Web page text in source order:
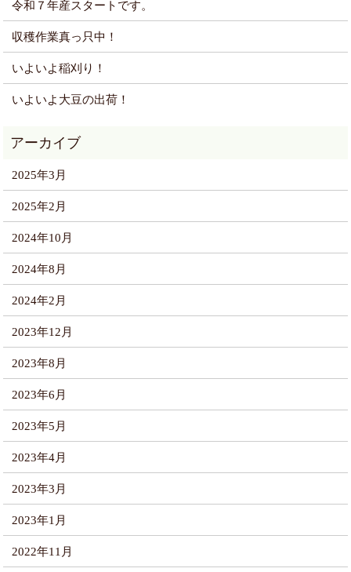
令和７年産スタートです。
収穫作業真っ只中！
いよいよ稲刈り！
いよいよ大豆の出荷！
2025年3月
2025年2月
2024年10月
2024年8月
2024年2月
2023年12月
2023年8月
2023年6月
2023年5月
2023年4月
2023年3月
2023年1月
2022年11月